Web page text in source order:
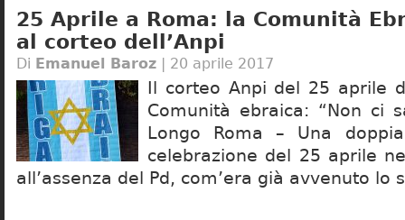
25 Aprile a Roma: la Comunità
al corteo dell’Anpi
Di Emanuel Baroz | 20 aprile 2017
Il corteo Anpi del 25 aprile
Comunità ebraica: “Non ci
Longo Roma – Una
celebrazione del 25 aprile
all’assenza del Pd, com’era già avvenuto lo